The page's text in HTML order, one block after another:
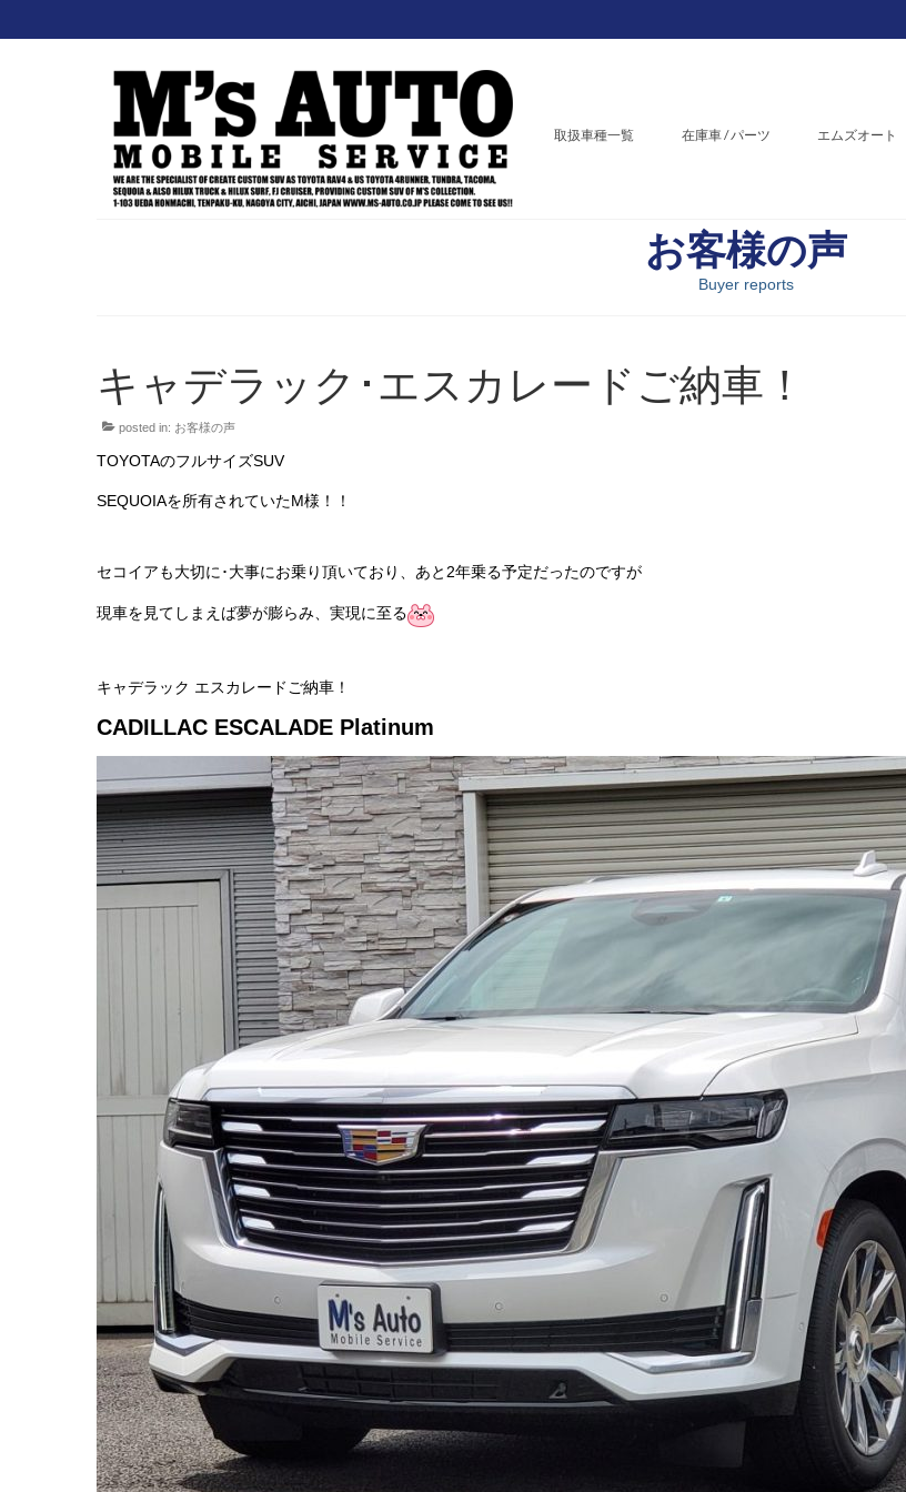
取扱車種一覧 在庫車 / パーツ エムズオート
お客様の声
Buyer reports
キャデラック･エスカレードご納車！
posted in: お客様の声
TOYOTAのフルサイズSUV
SEQUOIAを所有されていたM様！！
セコイアも大切に･大事にお乗り頂いており、あと2年乗る予定だったのですが
現車を見てしまえば夢が膨らみ、実現に至る
キャデラック エスカレードご納車！
CADILLAC ESCALADE Platinum